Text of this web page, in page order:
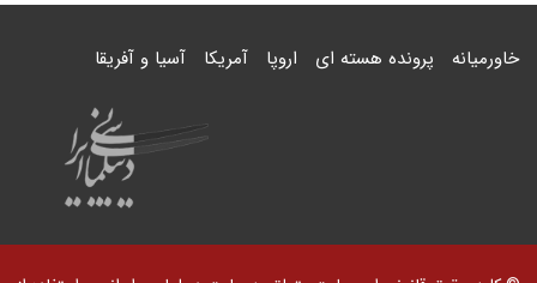
خاورمیانه پرونده هسته ای اروپا آمریکا آسیا و آفریقا